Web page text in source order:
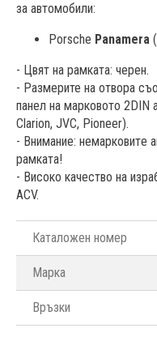
за автомобили:
Porsche Panamera
- Цвят на рамката: черен.
- Размерите на отвора
панел на марковото 2DIN
Clarion, JVC, Pioneer).
- Внимание: немарковитe
рамката!
- Високо качество на
ACV.
Каталожен номер
Марка
Връзки